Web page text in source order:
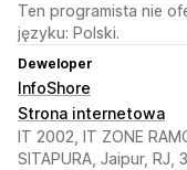
Ten programista nie
języku: Polski.
Deweloper
InfoShore
Strona internetowa
IT 2002, IT ZONE
SITAPURA, Jaipur, RJ,